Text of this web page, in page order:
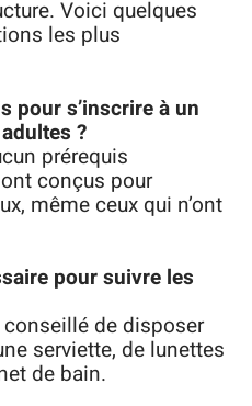
Voici quelques
les plus
pour s’inscrire à un
?
prérequis
conçus pour
même ceux qui n’ont
pour suivre les
de disposer
serviette, de lunettes
de bain.